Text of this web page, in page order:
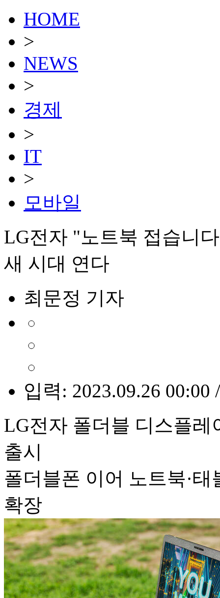
HOME
>
NEWS
>
경제
>
IT
>
모바일
LG전자 "노트북 접습니
새 시대 연다
최문정 기자
입력: 2023.09.26 00:00
LG전자 폴더블 디스플
출시
폴더블폰 이어 노트북·
확장